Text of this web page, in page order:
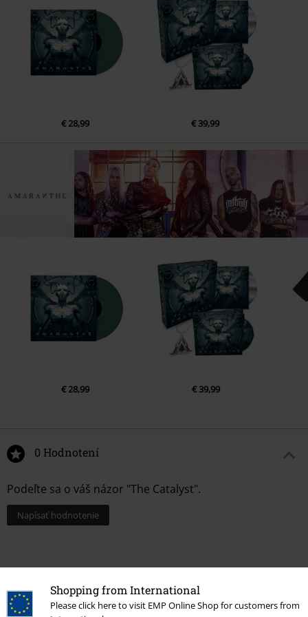
Shopping from International
Please click here to visit EMP Online Shop for customers from
Find Life
€ 28,99 € 39,99
€ 28,99 € 39,99
0 Hodnotení
Podeľte sa o váš názor "The Catalyst".
Napísať hodnotenie